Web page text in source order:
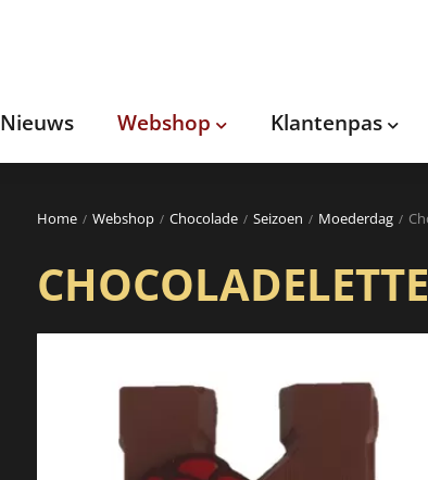
Nieuws Webshop Klantenpas
Home Webshop Chocolade Seizoen Moederdag